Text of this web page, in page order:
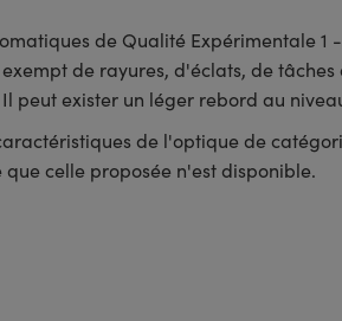
de Qualité Expérimentale
de rayures, d'éclats, de
peut exister un léger rebord au
de l'optique de
celle proposée n'est disponible.